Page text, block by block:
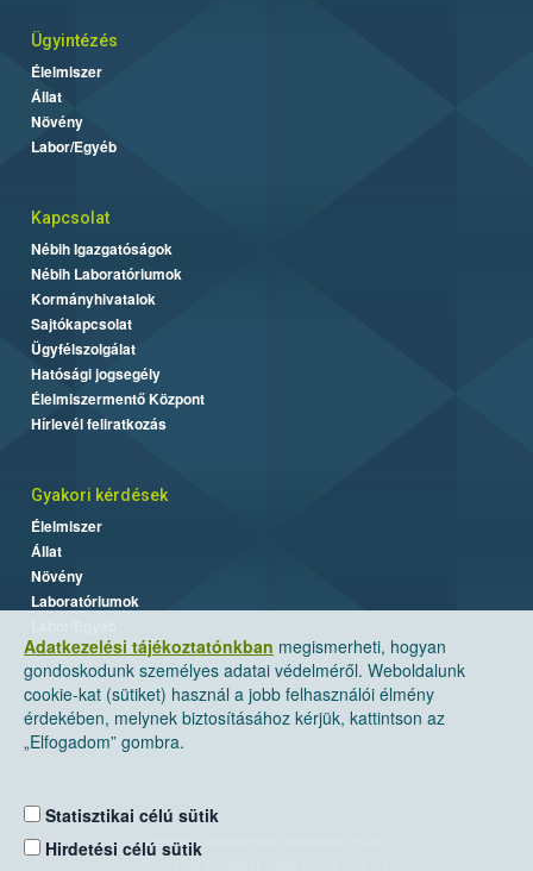
Adatkezelési tájékoztatónkban megismerheti, hogyan
gondoskodunk személyes adatai védelméről. Weboldalunk
cookie-kat (sütiket) használ a jobb felhasználói élmény
érdekében, melynek biztosításához kérjük, kattintson az
„Elfogadom” gombra.
Statisztikai célú sütik
Hirdetési célú sütik
Ügyintézés
Élelmiszer
Állat
Növény
Labor/Egyéb
Kapcsolat
Nébih Igazgatóságok
Nébih Laboratóriumok
Kormányhivatalok
Sajtókapcsolat
Ügyfélszolgálat
Hatósági jogsegély
Élelmiszermentő Központ
Hírlevél feliratkozás
Gyakori kérdések
Élelmiszer
Állat
Növény
Laboratóriumok
Nemzeti Élelmiszerlánc-biztonsági Hivatal